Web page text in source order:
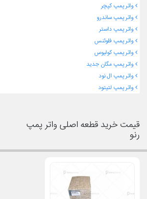
واتر پمپ کپچر
واتر پمپ ساندرو
واتر پمپ داستر
واتر پمپ فلوئنس
واتر پمپ کولیوس
واتر پمپ مگان جدید
واتر پمپ ال نود
واتر پمپ لتیتود
قیمت خرید قطعه اصلی واتر پمپ
رنو